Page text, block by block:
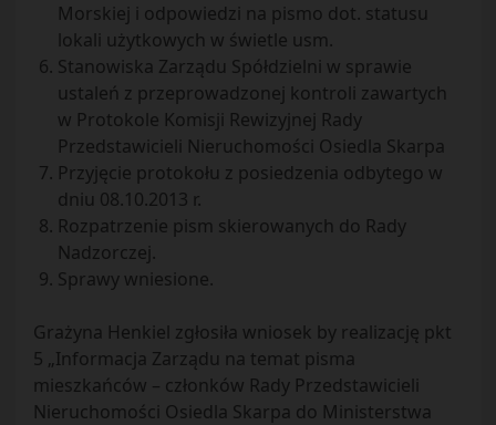
Morskiej i odpowiedzi na pismo dot. statusu
lokali użytkowych w świetle usm.
Stanowiska Zarządu Spółdzielni w sprawie
ustaleń z przeprowadzonej kontroli zawartych
w Protokole Komisji Rewizyjnej Rady
Przedstawicieli Nieruchomości Osiedla Skarpa
Przyjęcie protokołu z posiedzenia odbytego w
dniu 08.10.2013 r.
Rozpatrzenie pism skierowanych do Rady
Nadzorczej.
Sprawy wniesione.
Grażyna Henkiel zgłosiła wniosek by realizację pkt
5 „Informacja Zarządu na temat pisma
mieszkańców – członków Rady Przedstawicieli
Nieruchomości Osiedla Skarpa do Ministerstwa